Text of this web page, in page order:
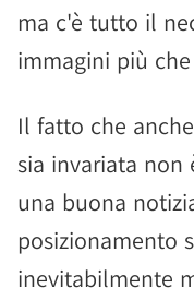
ma c'è tutto il
immagini più
Il fatto che
sia invariata non
una buona
posizionamento
inevitabilmente